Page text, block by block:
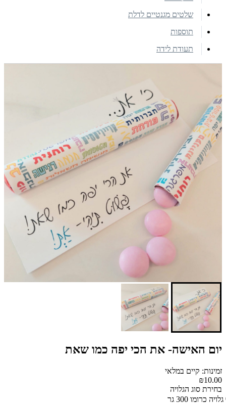
שלטים מגנטיים לדלת
תוספות
תעודת לידה
יום האישה- את הכי יפה כמו שאת
זמינות: קיים במלאי
₪10.00
בחירת סוג הגלויה
גלויה כרומו 300 גר